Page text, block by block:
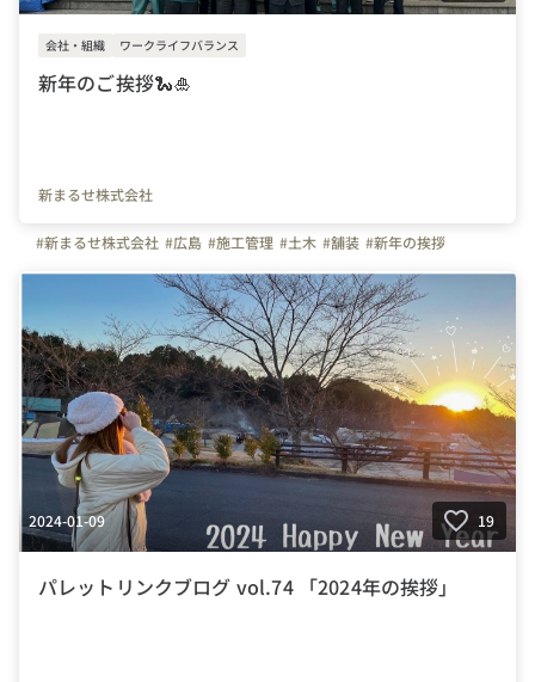
会社・組織 ワークライフバランス
新年のご挨拶🐍🎍
新まるせ株式会社
#新まるせ株式会社 #広島 #施工管理 #土木 #舗装 #新年の挨拶
2024-01-09 19
パレットリンクブログ vol.74 「2024年の挨拶」